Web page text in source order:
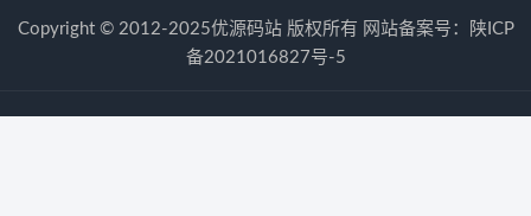
Copyright © 2012-2025优源码站 版权所有 网站备案号：
陕ICP
备2021016827号-5